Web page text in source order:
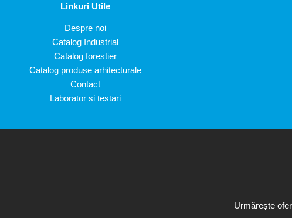
Linkuri Utile
Despre noi
Catalog Industrial
Catalog forestier
Catalog produse arhitecturale
Contact
Laborator si testari
Urmărește